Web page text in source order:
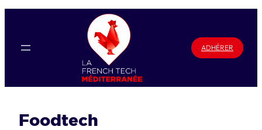
contenu
ADHÉRER
Foodtech